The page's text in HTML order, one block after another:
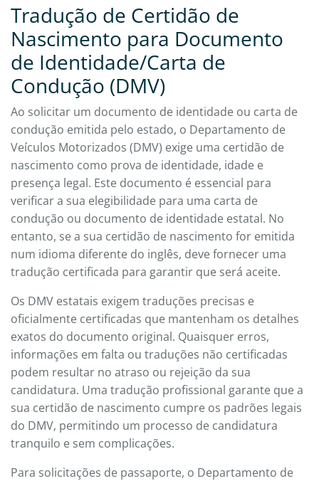
Tradução de Certidão de
Nascimento para Documento
de Identidade/Carta de
Condução (DMV)
Ao solicitar um documento de identidade ou carta de
condução emitida pelo estado, o Departamento de
Veículos Motorizados (DMV) exige uma certidão de
nascimento como prova de identidade, idade e
presença legal. Este documento é essencial para
verificar a sua elegibilidade para uma carta de
condução ou documento de identidade estatal. No
entanto, se a sua certidão de nascimento for emitida
num idioma diferente do inglês, deve fornecer uma
tradução certificada para garantir que será aceite.
Os DMV estatais exigem traduções precisas e
oficialmente certificadas que mantenham os detalhes
exatos do documento original. Quaisquer erros,
informações em falta ou traduções não certificadas
podem resultar no atraso ou rejeição da sua
candidatura. Uma tradução profissional garante que a
sua certidão de nascimento cumpre os padrões legais
do DMV, permitindo um processo de candidatura
tranquilo e sem complicações.
Para solicitações de passaporte, o Departamento de